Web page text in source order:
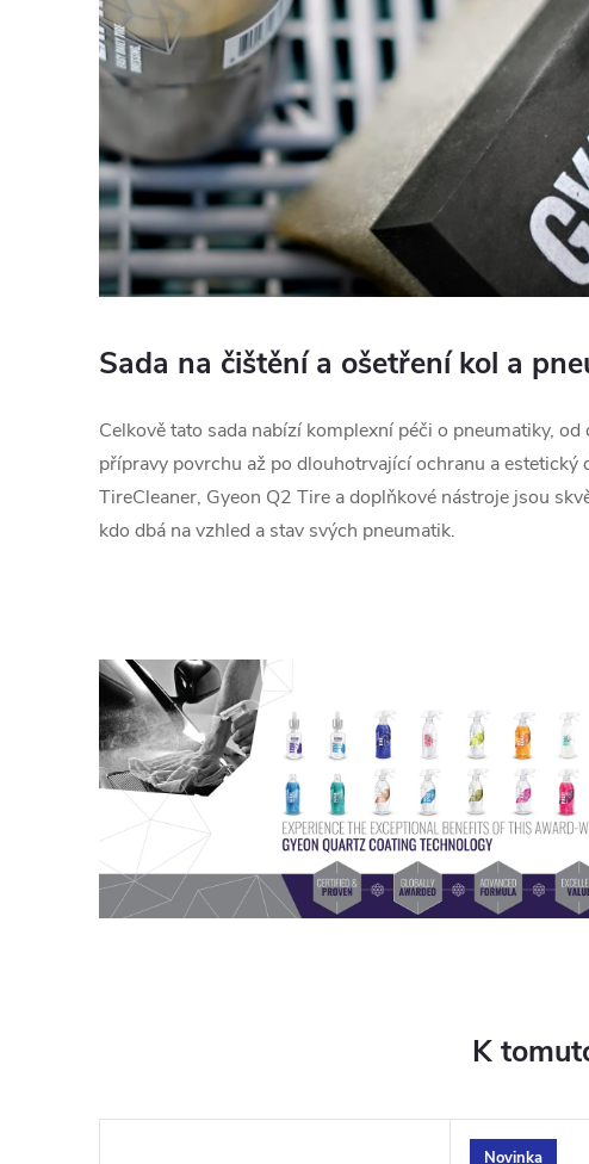
Sada na čištění a ošetření kol a
Celkově tato sada nabízí komplexní péči o pneumatiky,
přípravy povrchu až po dlouhotrvající ochranu a estetický
TireCleaner, Gyeon Q2 Tire a doplňkové nástroje jsou
kdo dbá na vzhled a stav svých pneumatik.
K
Novinka